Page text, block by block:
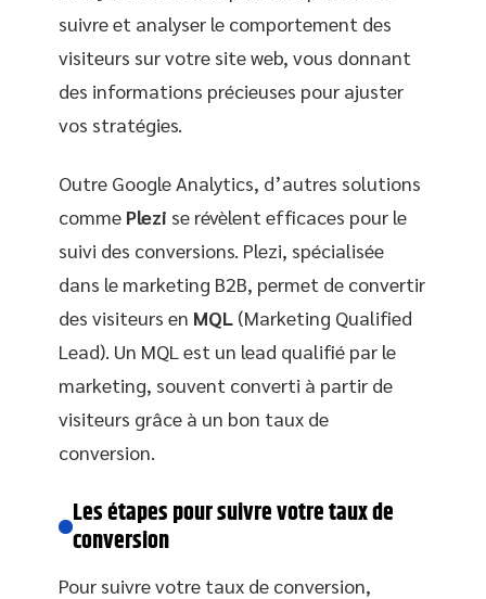
suivre et analyser le comportement des
visiteurs sur votre site web, vous donnant
des informations précieuses pour ajuster
vos stratégies.
Outre Google Analytics, d’autres solutions
comme Plezi se révèlent efficaces pour le
suivi des conversions. Plezi, spécialisée
dans le marketing B2B, permet de convertir
des visiteurs en MQL (Marketing Qualified
Lead). Un MQL est un lead qualifié par le
marketing, souvent converti à partir de
visiteurs grâce à un bon taux de
conversion.
Les étapes pour suivre votre taux de
conversion
Pour suivre votre taux de conversion,